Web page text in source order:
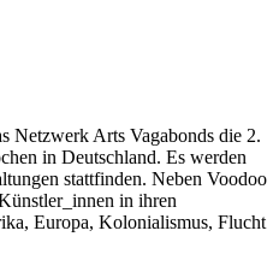
Netzwerk Arts Vagabonds die 2.
in Deutschland. Es werden
stattfinden. Neben Voodoo
in ihren
Europa, Kolonialismus, Flucht